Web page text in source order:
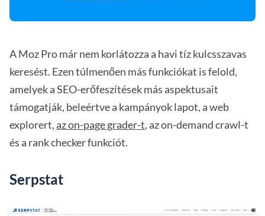
A Moz Pro már nem korlátozza a havi tíz kulcsszavas
keresést. Ezen túlmenően más funkciókat is felold,
amelyek a SEO-erőfeszítések más aspektusait
támogatják, beleértve a kampányok lapot, a web
explorert, az on-page grader-t, az on-demand crawl-t
és a rank checker funkciót.
Serpstat